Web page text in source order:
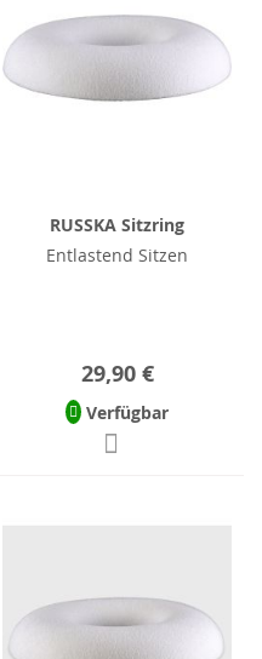
RUSSKA Sitzring
Entlastend Sitzen
29,90 €
Verfügbar